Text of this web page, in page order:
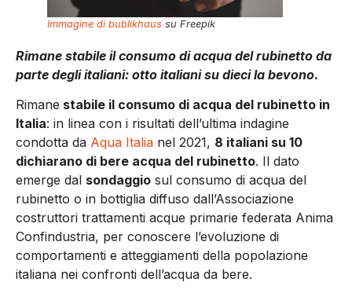
Immagine di bublikhaus su Freepik
Rimane stabile il consumo di acqua del rubinetto da
parte degli italiani: otto italiani su dieci la bevono.
Rimane stabile il consumo di acqua del rubinetto in
Italia: in linea con i risultati dell’ultima indagine
condotta da Aqua Italia nel 2021, 8 italiani su 10
dichiarano di bere acqua del rubinetto. Il dato
emerge dal sondaggio sul consumo di acqua del
rubinetto o in bottiglia diffuso dall’Associazione
costruttori trattamenti acque primarie federata Anima
Confindustria, per conoscere l’evoluzione di
comportamenti e atteggiamenti della popolazione
italiana nei confronti dell’acqua da bere.